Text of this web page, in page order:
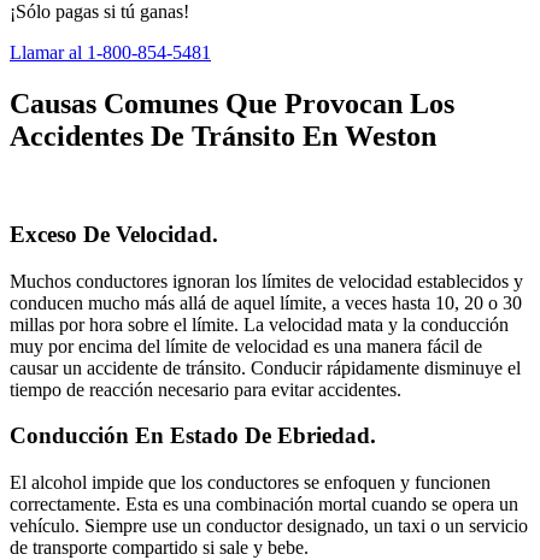
¡Sólo pagas si tú ganas!
Llamar al 1-800-854-5481
Causas Comunes Que Provocan Los
Accidentes De Tránsito En Weston
Exceso De Velocidad.
Muchos conductores ignoran los límites de velocidad establecidos y
conducen mucho más allá de aquel límite, a veces hasta 10, 20 o 30
millas por hora sobre el límite. La velocidad mata y la conducción
muy por encima del límite de velocidad es una manera fácil de
causar un accidente de tránsito. Conducir rápidamente disminuye el
tiempo de reacción necesario para evitar accidentes.
Conducción En Estado De Ebriedad.
El alcohol impide que los conductores se enfoquen y funcionen
correctamente. Esta es una combinación mortal cuando se opera un
vehículo. Siempre use un conductor designado, un taxi o un servicio
de transporte compartido si sale y bebe.